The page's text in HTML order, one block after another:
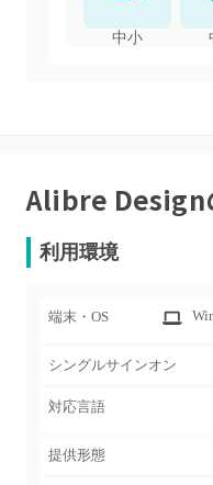
中小
Alibre Design
利用環境
端末・OS
シングルサインオン
対応言語
提供形態